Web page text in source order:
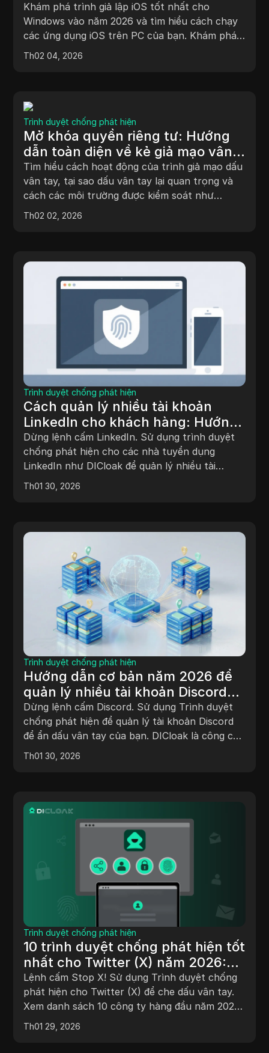
thực sự chạy các ứng dụng iOS
trên PC không?
Khám phá trình giả lập iOS tốt nhất cho
Windows vào năm 2026 và tìm hiểu cách chạy
các ứng dụng iOS trên PC của bạn. Khám phá
các công cụ đáng tin cậy để mô phỏng liền
mạch ngay hôm nay!
Th02 04, 2026
Trình duyệt chống phát hiện
Mở khóa quyền riêng tư: Hướng
dẫn toàn diện về kẻ giả mạo vân
tay và kỹ thuật của chúng
Tìm hiểu cách hoạt động của trình giả mạo dấu
vân tay, tại sao dấu vân tay lại quan trọng và
cách các môi trường được kiểm soát như
DICloak giúp cải thiện quyền riêng tư và độ ổn
định trực tuyến.
Th02 02, 2026
Trình duyệt chống phát hiện
Cách quản lý nhiều tài khoản
LinkedIn cho khách hàng: Hướng
dẫn trình duyệt chống phát hiện
cơ bản
Dừng lệnh cấm LinkedIn. Sử dụng trình duyệt
chống phát hiện cho các nhà tuyển dụng
LinkedIn như DICloak để quản lý nhiều tài
khoản khách hàng bằng dấu vân tay an toàn,
Th01 30, 2026
Trình duyệt chống phát hiện
Hướng dẫn cơ bản năm 2026 để
quản lý nhiều tài khoản Discord
mà không bị cấm
Dừng lệnh cấm Discord. Sử dụng Trình duyệt
chống phát hiện để quản lý tài khoản Discord
để ẩn dấu vân tay của bạn. DICloak là công cụ
hàng đầu để đa kế toán an toàn vào năm 2026.
Th01 30, 2026
Trình duyệt chống phát hiện
10 trình duyệt chống phát hiện tốt
nhất cho Twitter (X) năm 2026:
Tránh lệnh cấm và mở rộng quy
mô nhanh
Lệnh cấm Stop X! Sử dụng Trình duyệt chống
phát hiện cho Twitter (X) để che dấu vân tay.
Xem danh sách 10 công ty hàng đầu năm 2026
của chúng tôi, với DICloak là công cụ tốt nhất
để mở rộng quy mô tài khoản một cách an
Th01 29, 2026